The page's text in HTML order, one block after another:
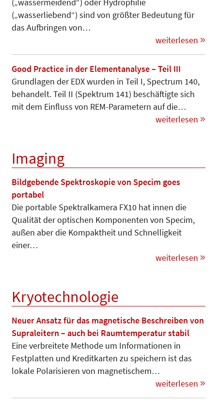
(„wassermeidend“) oder Hydrophilie
(„wasserliebend“) sind von größter Bedeutung für
das Auf­bringen von…
weiterlesen
Good Practice in der Elementanalyse – Teil III
Grundlagen der EDX wurden in Teil I, Spectrum 140,
behandelt. Teil II (Spektrum 141) beschäftigte sich
mit dem Einfluss von REM-Parametern auf die…
weiterlesen
Imaging
Bildgebende Spektroskopie von Specim goes
portabel
Die portable Spektralkamera FX10 hat innen die
Qualität der optischen Komponenten von Specim,
außen aber die Kom­paktheit und Schnelligkeit
einer…
weiterlesen
Kryotechnologie
Neuer Ansatz für das magnetische Beschreiben von
Supraleitern – auch bei Raumtemperatur stabil
Eine verbreitete Methode um In­for­ma­tionen in
Festplatten und Kredit­kar­­ten zu speichern ist das
lokale Po­larisieren von magneti­schem…
weiterlesen